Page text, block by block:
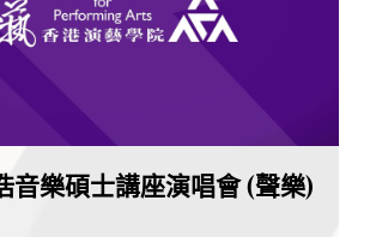
音樂碩士講座演唱會 (聲樂)